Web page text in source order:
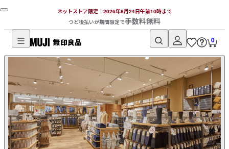
ネットストア限定｜2026年8月24日午前10時まで
つど後払いが期間限定で手数料無料
無
良
品
ネ
ッ
ト
ス
0